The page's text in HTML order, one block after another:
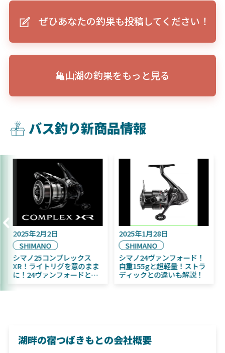
ぜひあなたの釣果も投稿してください！
亀山湖の釣果をもっと見る
バス釣り新商品情報
16日
発売予定！
魚／ちびふく魚
イト初心者にお
2025年2月2日
シマノ25コンプレックス
XR！ライトリグを意のまま
に！24ヴァンフォードとの
シマノ24ヴ
自重155gと
ディックと
湖畔の宿つばきもとの会社概要